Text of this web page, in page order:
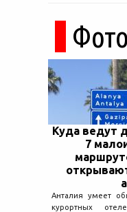
Куда ведут
7
Анталия умеет
курортных